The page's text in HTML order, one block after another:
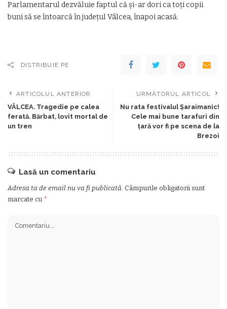
Parlamentarul dezvăluie faptul că și-ar dori ca toți copii
buni să se întoarcă în județul Vâlcea, înapoi acasă.
DISTRIBUIE PE
ARTICOLUL ANTERIOR
VÂLCEA. Tragedie pe calea
ferată. Bărbat, lovit mortal de
un tren
URMĂTORUL ARTICOL
Nu rata festivalul Șaraimanic!
Cele mai bune tarafuri din
țară vor fi pe scena de la
Brezoi
Lasă un comentariu
Adresa ta de email nu va fi publicată. Câmpurile obligatorii sunt
marcate cu *